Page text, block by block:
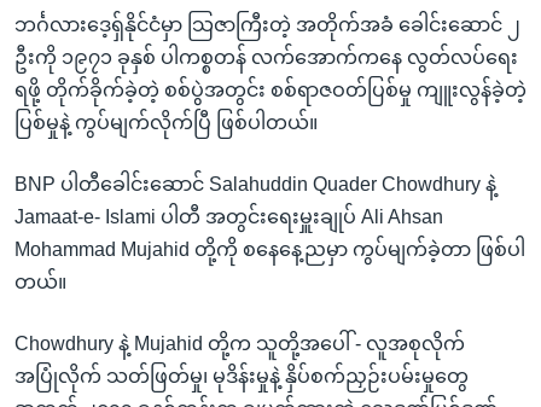
ကျော်
ကြည့်
ရန်
ရှာဖွေ
ရန်
နေရာ
သို့
ကျော်
ဘာသာစကားများ
ဘင်္ဂလားဒေ့ရှ်နိုင်ငံမှာ သြဇာကြီးတဲ့ အတိုက်အခံ ခေါင်းဆောင် ၂
ဦးကို ၁၉၇၁ ခုနှစ် ပါကစ္စတန် လက်အောက်ကနေ လွတ်လပ်ရေး
ရဖို့ တိုက်ခိုက်ခဲ့တဲ့ စစ်ပွဲအတွင်း စစ်ရာဇဝတ်ပြစ်မှု ကျူးလွန်ခဲ့တဲ့
ပြစ်မှုနဲ့ ကွပ်မျက်လိုက်ပြီ ဖြစ်ပါတယ်။
BNP ပါတီခေါင်းဆောင် Salahuddin Quader Chowdhury နဲ့
Jamaat-e- Islami ပါတီ အတွင်းရေးမှူးချုပ် Ali Ahsan
Mohammad Mujahid တို့ကို စနေနေ့ညမှာ ကွပ်မျက်ခဲ့တာ ဖြစ်ပါ
တယ်။
Chowdhury နဲ့ Mujahid တို့က သူတို့အပေါ် - လူအစုလိုက်
အပြုံလိုက် သတ်ဖြတ်မှု၊ မုဒိန်းမှုနဲ့ နှိပ်စက်ညှဉ်းပမ်းမှုတွေ